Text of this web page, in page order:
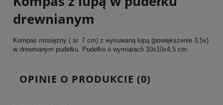
drewnianym
Kompas mosiężny ( śr. 7 cm) z wysuwaną lupą (powiększenie 3,5x)
w drewnianym pudełku. Pudełko o wymiarach 10x10x4,5 cm.
OPINIE O PRODUKCIE (0)